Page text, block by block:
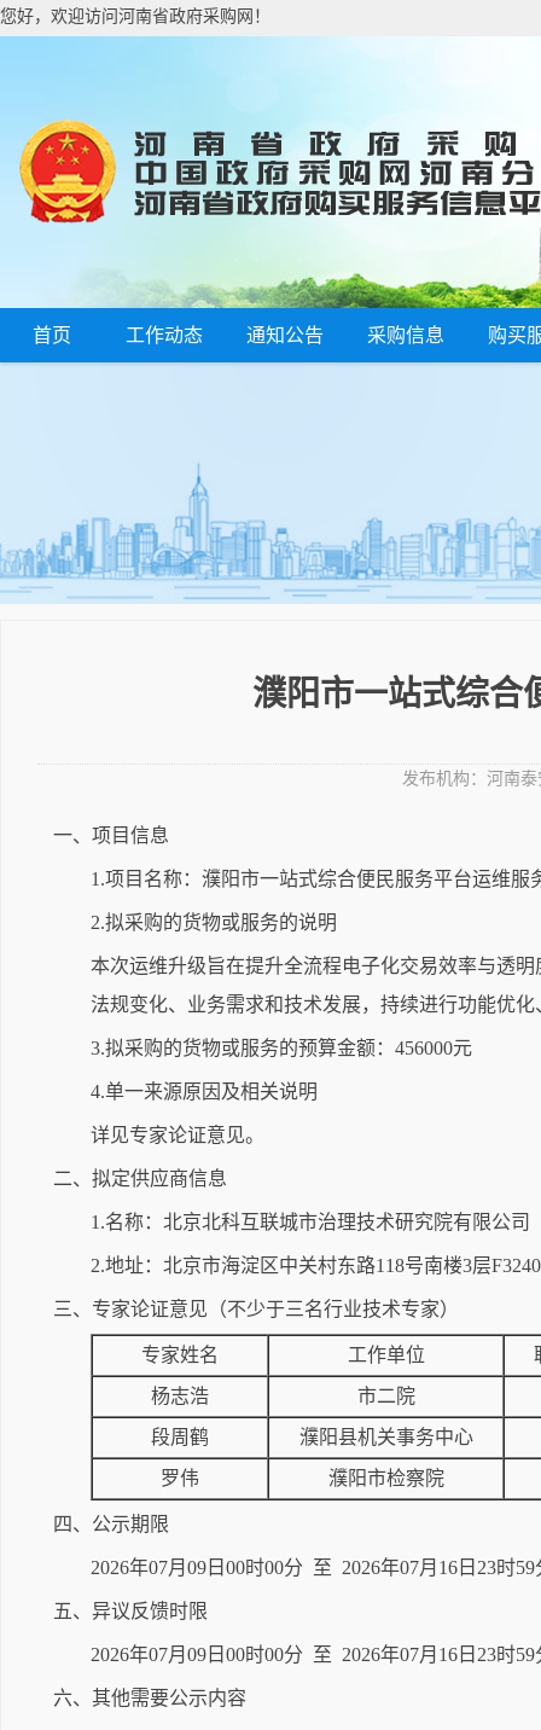
您好，欢迎访问河南省政府采购网！
首页 工作动态 通知公告 采购信息 购买
濮阳市一站式综合
发布机构： 河南
一、项目信息
1.项目名称：濮阳市一站式综合便民服务平台运维服
2.拟采购的货物或服务的说明
本次运维升级旨在提升全流程电子化交易效率与透
法规变化、业务需求和技术发展，持续进行功能优
3.拟采购的货物或服务的预算金额：456000元
4.单一来源原因及相关说明
详见专家论证意见。
二、拟定供应商信息
1.名称：北京北科互联城市治理技术研究院有限公司
2.地址：北京市海淀区中关村东路118号南楼3层
三、专家论证意见（不少于三名行业技术专家）
专家姓名 工作单位
杨志浩
市二院
段周鹤
濮阳县机关事务中心
罗伟
濮阳市检察院
四、公示期限
2026年07月09日00时00分 至 2026年07月16日23时
五、异议反馈时限
2026年07月09日00时00分 至 2026年07月16日23时59
六、其他需要公示内容